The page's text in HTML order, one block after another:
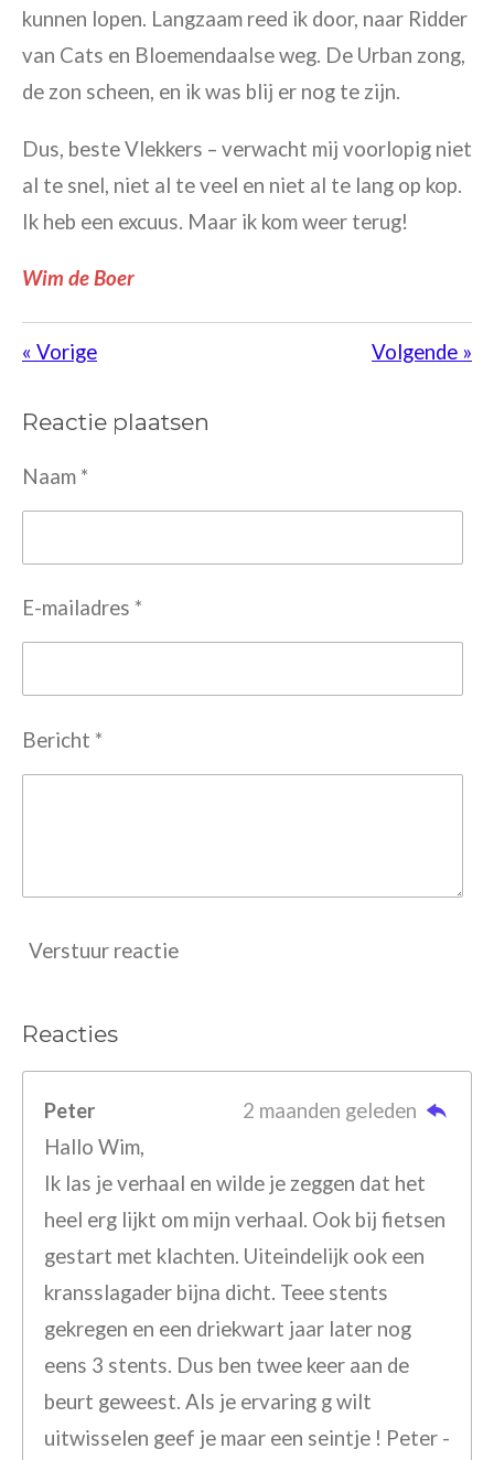
kunnen lopen. Langzaam reed ik door, naar Ridder
van Cats en Bloemendaalse weg. De Urban zong,
de zon scheen, en ik was blij er nog te zijn.
Dus, beste Vlekkers – verwacht mij voorlopig niet
al te snel, niet al te veel en niet al te lang op kop.
Ik heb een excuus. Maar ik kom weer terug!
Wim de Boer
« Vorige Volgende »
Reactie plaatsen
Naam *
E-mailadres *
Bericht *
Verstuur reactie
Reacties
Peter
2 maanden geleden
Hallo Wim,
Ik las je verhaal en wilde je zeggen dat het
heel erg lijkt om mijn verhaal. Ook bij fietsen
gestart met klachten. Uiteindelijk ook een
kransslagader bijna dicht. Teee stents
gekregen en een driekwart jaar later nog
eens 3 stents. Dus ben twee keer aan de
beurt geweest. Als je ervaring g wilt
uitwisselen geef je maar een seintje ! Peter -